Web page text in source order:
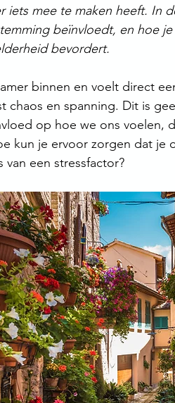
iets mee te maken heeft. In
beïnvloedt, en hoe
bevordert.
binnen en voelt direct
chaos en spanning. Dit is
op hoe we ons voelen,
kun je ervoor zorgen dat
van een stressfactor?